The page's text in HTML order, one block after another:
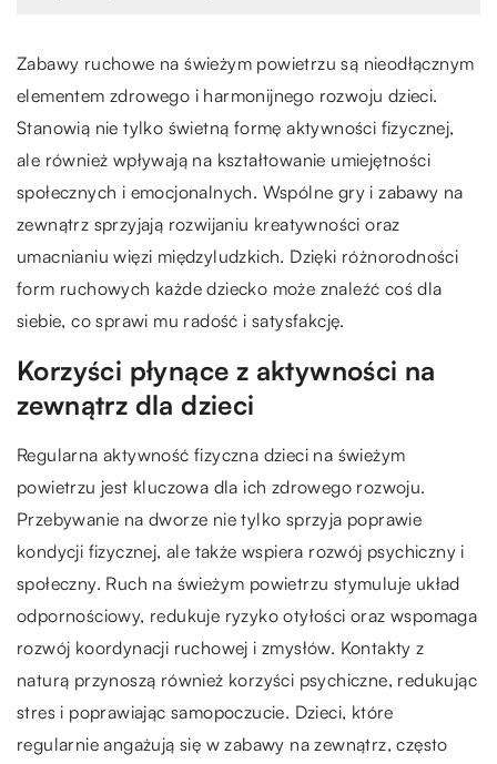
Zabawy ruchowe na świeżym powietrzu są nieodłącznym
elementem zdrowego i harmonijnego rozwoju dzieci.
Stanowią nie tylko świetną formę aktywności fizycznej,
ale również wpływają na kształtowanie umiejętności
społecznych i emocjonalnych. Wspólne gry i zabawy na
zewnątrz sprzyjają rozwijaniu kreatywności oraz
umacnianiu więzi międzyludzkich. Dzięki różnorodności
form ruchowych każde dziecko może znaleźć coś dla
siebie, co sprawi mu radość i satysfakcję.
Korzyści płynące z aktywności na
zewnątrz dla dzieci
Regularna aktywność fizyczna dzieci na świeżym
powietrzu jest kluczowa dla ich zdrowego rozwoju.
Przebywanie na dworze nie tylko sprzyja poprawie
kondycji fizycznej, ale także wspiera rozwój psychiczny i
społeczny. Ruch na świeżym powietrzu stymuluje układ
odpornościowy, redukuje ryzyko otyłości oraz wspomaga
rozwój koordynacji ruchowej i zmysłów. Kontakty z
naturą przynoszą również korzyści psychiczne, redukując
stres i poprawiając samopoczucie. Dzieci, które
regularnie angażują się w zabawy na zewnątrz, często